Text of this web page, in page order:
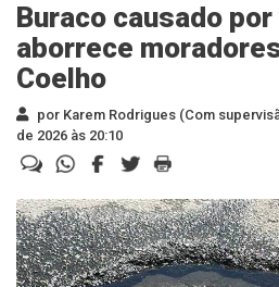
Buraco causado
aborrece
Coelho
por Karem Rodrigues (Com
de 2026 às 20:10